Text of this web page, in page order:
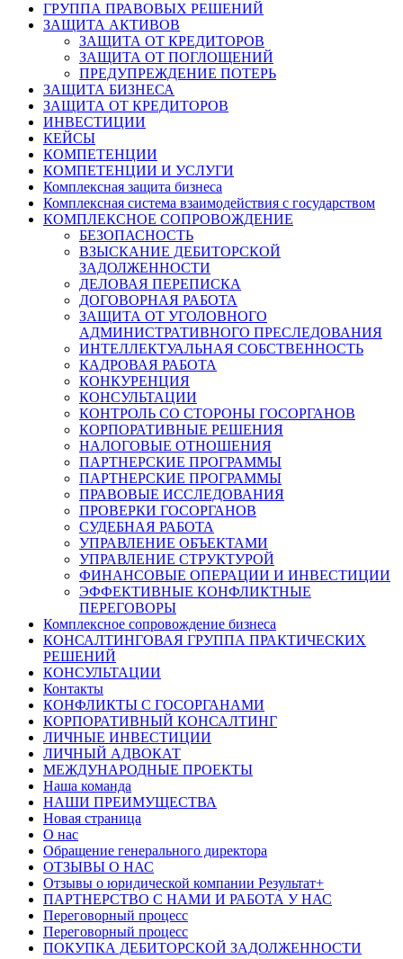
ГРУППА ПРАВОВЫХ РЕШЕНИЙ
ЗАЩИТА АКТИВОВ
ЗАЩИТА ОТ КРЕДИТОРОВ
ЗАЩИТА ОТ ПОГЛОЩЕНИЙ
ПРЕДУПРЕЖДЕНИЕ ПОТЕРЬ
ЗАЩИТА БИЗНЕСА
ЗАЩИТА ОТ КРЕДИТОРОВ
ИНВЕСТИЦИИ
КЕЙСЫ
КОМПЕТЕНЦИИ
КОМПЕТЕНЦИИ И УСЛУГИ
Комплексная защита бизнеса
Комплексная система взаимодействия с государством
КОМПЛЕКСНОЕ СОПРОВОЖДЕНИЕ
БЕЗОПАСНОСТЬ
ВЗЫСКАНИЕ ДЕБИТОРСКОЙ
ЗАДОЛЖЕННОСТИ
ДЕЛОВАЯ ПЕРЕПИСКА
ДОГОВОРНАЯ РАБОТА
ЗАЩИТА ОТ УГОЛОВНОГО
АДМИНИСТРАТИВНОГО ПРЕСЛЕДОВАНИЯ
ИНТЕЛЛЕКТУАЛЬНАЯ СОБСТВЕННОСТЬ
КАДРОВАЯ РАБОТА
КОНКУРЕНЦИЯ
КОНСУЛЬТАЦИИ
КОНТРОЛЬ СО СТОРОНЫ ГОСОРГАНОВ
КОРПОРАТИВНЫЕ РЕШЕНИЯ
НАЛОГОВЫЕ ОТНОШЕНИЯ
ПАРТНЕРСКИЕ ПРОГРАММЫ
ПАРТНЕРСКИЕ ПРОГРАММЫ
ПРАВОВЫЕ ИССЛЕДОВАНИЯ
ПРОВЕРКИ ГОСОРГАНОВ
СУДЕБНАЯ РАБОТА
УПРАВЛЕНИЕ ОБЪЕКТАМИ
УПРАВЛЕНИЕ СТРУКТУРОЙ
ФИНАНСОВЫЕ ОПЕРАЦИИ И ИНВЕСТИЦИИ
ЭФФЕКТИВНЫЕ КОНФЛИКТНЫЕ
ПЕРЕГОВОРЫ
Комплексное сопровождение бизнеса
КОНСАЛТИНГОВАЯ ГРУППА ПРАКТИЧЕСКИХ
РЕШЕНИЙ
КОНСУЛЬТАЦИИ
Контакты
КОНФЛИКТЫ С ГОСОРГАНАМИ
КОРПОРАТИВНЫЙ КОНСАЛТИНГ
ЛИЧНЫЕ ИНВЕСТИЦИИ
ЛИЧНЫЙ АДВОКАТ
МЕЖДУНАРОДНЫЕ ПРОЕКТЫ
Наша команда
НАШИ ПРЕИМУЩЕСТВА
Новая страница
О нас
Обращение генерального директора
ОТЗЫВЫ О НАС
Отзывы о юридической компании Результат+
ПАРТНЕРСТВО С НАМИ И РАБОТА У НАС
Переговорный процесс
Переговорный процесс
ПОКУПКА ДЕБИТОРСКОЙ ЗАДОЛЖЕННОСТИ